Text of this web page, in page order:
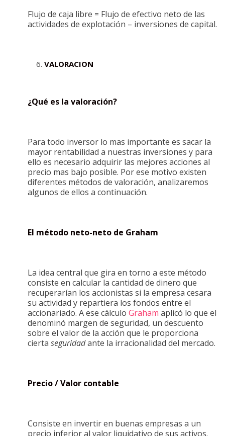
Flujo de caja libre = Flujo de efectivo neto de las
actividades de explotación – inversiones de capital.
VALORACION
¿Qué es la valoración?
Para todo inversor lo mas importante es sacar la
mayor rentabilidad a nuestras inversiones y para
ello es necesario adquirir las mejores acciones al
precio mas bajo posible. Por ese motivo existen
diferentes métodos de valoración, analizaremos
algunos de ellos a continuación.
El método neto-neto de Graham
La idea central que gira en torno a este método
consiste en calcular la cantidad de dinero que
recuperarían los accionistas si la empresa cesara
su actividad y repartiera los fondos entre el
accionariado. A ese cálculo Graham aplicó lo que el
denominó margen de seguridad, un descuento
sobre el valor de la acción que le proporciona
cierta seguridadante la irracionalidad del mercado.
Precio / Valor contable
Consiste en invertir en buenas empresas a un
precio inferior al valor liquidativo de sus activos.